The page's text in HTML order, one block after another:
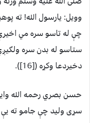
وويل: يارسول الله! ته
چې له تاسو سره مي
ستاسو له بدن سره
دخيردعا وکړه ([16]).
حسن بصري رحمه الله
سړى وليد چې جامو ته يې